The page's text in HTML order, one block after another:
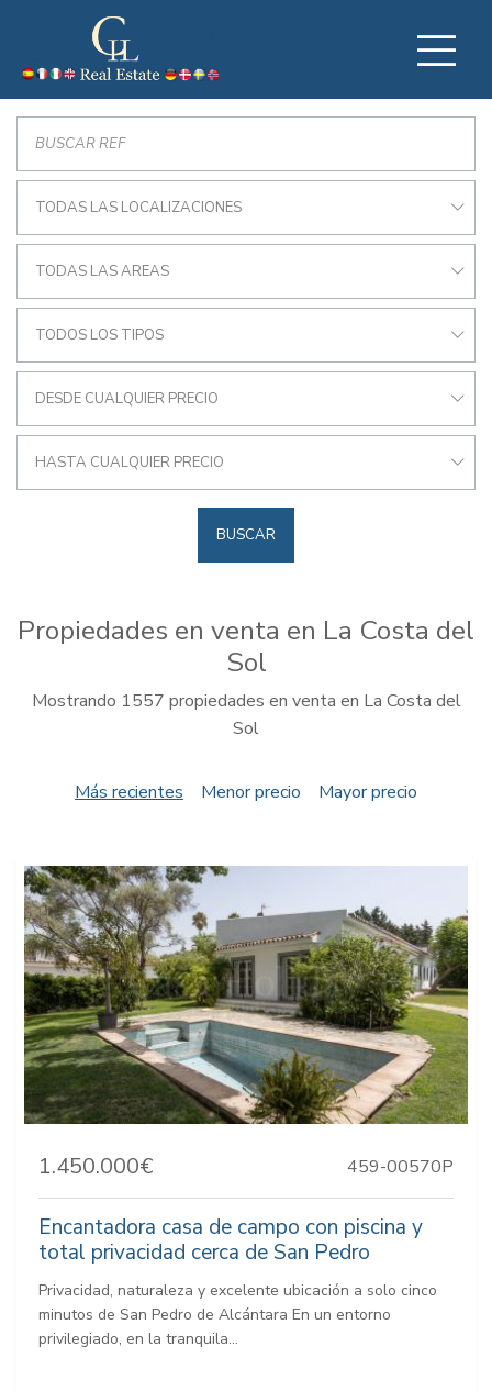
TODAS LAS LOCALIZACIONES
TODAS LAS AREAS
TODOS LOS TIPOS
DESDE CUALQUIER PRECIO
HASTA CUALQUIER PRECIO
BUSCAR
Propiedades en venta en La Costa del
Sol
Mostrando 1557 propiedades en venta en La Costa del
Sol
Más recientes Menor precio Mayor precio
1.450.000€ 459-00570P
Encantadora casa de campo con piscina y
total privacidad cerca de San Pedro
Privacidad, naturaleza y excelente ubicación a solo cinco
minutos de San Pedro de Alcántara En un entorno
privilegiado, en la tranquila...